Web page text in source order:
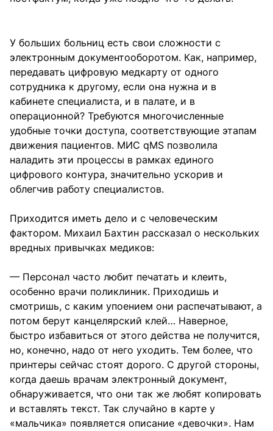
У больших больниц есть свои сложности с
электронным документооборотом. Как, например,
передавать цифровую медкарту от одного
сотрудника к другому, если она нужна и в
кабинете специалиста, и в палате, и в
операционной? Требуются многочисленные
удобные точки доступа, соответствующие этапам
движения пациентов. МИС qMS позволила
наладить эти процессы в рамках единого
цифрового контура, значительно ускорив и
облегчив работу специалистов.
Приходится иметь дело и с человеческим
фактором. Михаил Бахтин рассказал о нескольких
вредных привычках медиков:
— Персонал часто любит печатать и клеить,
особенно врачи поликлиник. Приходишь и
смотришь, с каким упоением они распечатывают, а
потом берут канцелярский клей… Наверное,
быстро избавиться от этого действа не получится,
но, конечно, надо от него уходить. Тем более, что
принтеры сейчас стоят дорого. С другой стороны,
когда даешь врачам электронный документ,
обнаруживается, что они так же любят копировать
и вставлять текст. Так случайно в карте у
«мальчика» появляется описание «девочки». Нам